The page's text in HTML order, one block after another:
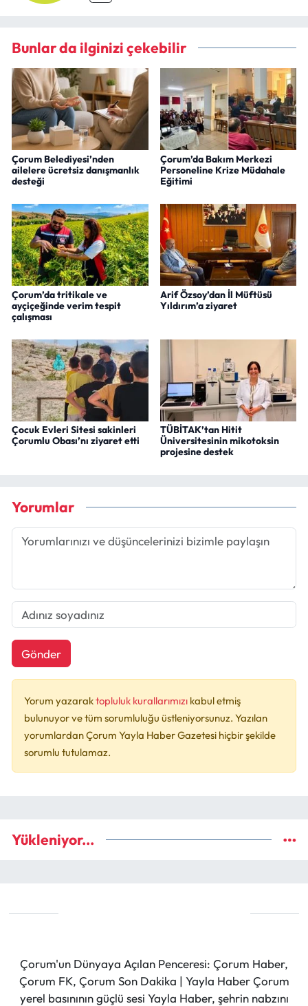
Bunlar da ilginizi çekebilir
Çorum Belediyesi’nden
ailelere ücretsiz danışmanlık
desteği
Çorum’da Bakım Merkezi
Personeline Krize Müdahale
Eğitimi
Çorum’da tritikale ve
ayçiçeğinde verim tespit
çalışması
Arif Özsoy’dan İl Müftüsü
Yıldırım’a ziyaret
Çocuk Evleri Sitesi sakinleri
Çorumlu Obası’nı ziyaret etti
TÜBİTAK’tan Hitit
Üniversitesinin mikotoksin
projesine destek
Yorumlar
Gönder
Yorum yazaraktopluluk kurallarımızı kabul etmiş
bulunuyor ve tüm sorumluluğu üstleniyorsunuz. Yazılan
yorumlardan Çorum Yayla Haber Gazetesi hiçbir şekilde
sorumlu tutulamaz.
Yükleniyor...
Çorum'un Dünyaya Açılan Penceresi: Çorum Haber,
Çorum FK, Çorum Son Dakika | Yayla Haber Çorum
yerel basınının güçlü sesi Yayla Haber, şehrin nabzını